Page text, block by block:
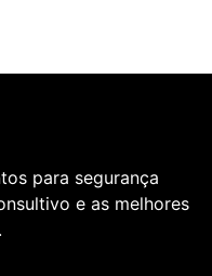
para segurança
e as melhores